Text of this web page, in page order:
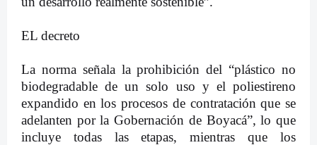
EL decreto
La norma señala la prohibición del “plástico no
biodegradable de un solo uso y el poliestireno
expandido en los procesos de contratación que se
adelanten por la Gobernación de Boyacá”, lo que
incluye todas las etapas, mientras que los